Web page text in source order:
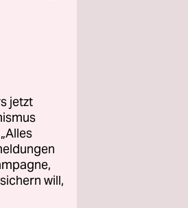
jetzt
will,